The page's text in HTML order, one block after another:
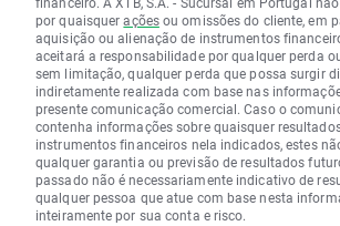
por quaisqueraçõesou omissões do cliente, em
aquisição ou alienação de instrumentos
aceitará a responsabilidade por qualquer perda
sem limitação, qualquer perda que possa surgir
indiretamente realizada com base nas
presente comunicação comercial. Caso o
contenha informações sobre quaisquer
instrumentos financeiros nela indicados, estes
qualquer garantia ou previsão de resultados
passado não é necessariamente indicativo de
qualquer pessoa que atue com base nesta
inteiramente por sua conta e risco.